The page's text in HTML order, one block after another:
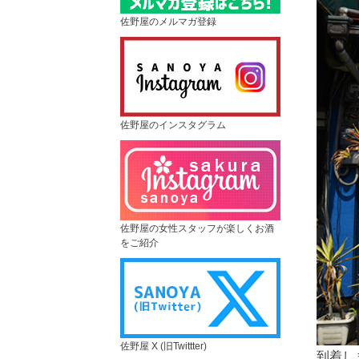
佐野屋のメルマガ登録
佐野屋のインスタグラム
佐野屋の女性スタッフが楽しくお酒
をご紹介
佐野屋 X (旧Twittter)